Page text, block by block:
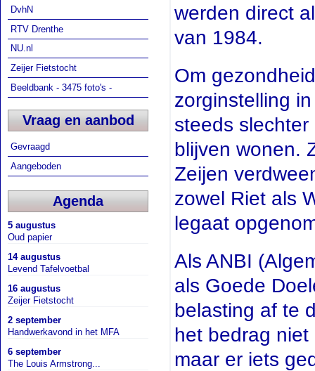
DvhN
RTV Drenthe
NU.nl
Zeijer Fietstocht
Beeldbank - 3475 foto's -
Vraag en aanbod
Gevraagd
Aangeboden
Agenda
5 augustus
Oud papier
14 augustus
Levend Tafelvoetbal
16 augustus
Zeijer Fietstocht
2 september
Handwerkavond in het MFA
6 september
The Louis Armstrong...
werden direct
van 1984.
Om
zorginstelling
steeds
blijven wonen.
Zeijen
zowel Riet als
legaat
Als ANBI
als Goede
belasting af te
het bedrag
maar er iets